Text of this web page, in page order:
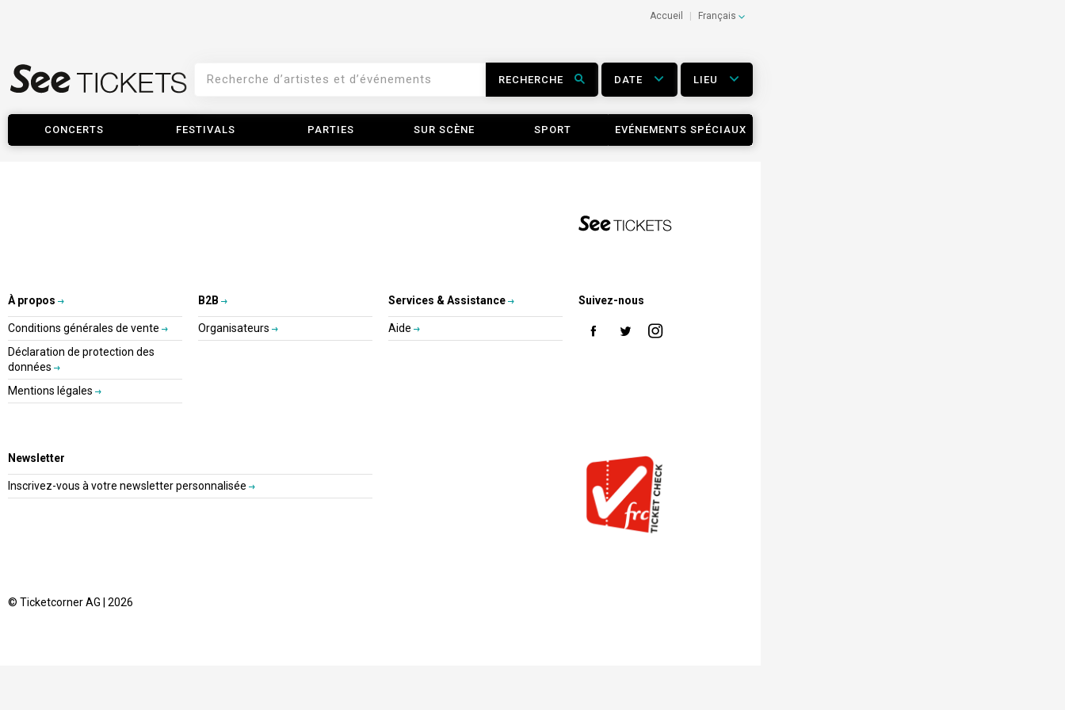
Accueil Français
RECHERCHE DATE LIEU
CONCERTS FESTIVALS PARTIES SUR SCÈNE SPORT EVÉNEMENTS SPÉCIAUX
À propos
Conditions générales de vente
Déclaration de protection des
données
Mentions légales
B2B
Organisateurs
Services & Assistance
Aide
Suivez-nous
Newsletter
Inscrivez-vous à votre newsletter personnalisée
© Ticketcorner AG | 2026